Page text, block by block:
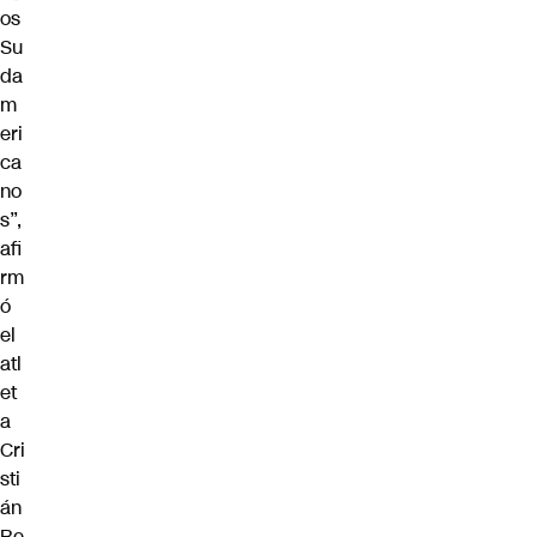
os
Su
da
m
eri
ca
no
s”,
afi
rm
ó
el
atl
et
a
Cri
sti
án